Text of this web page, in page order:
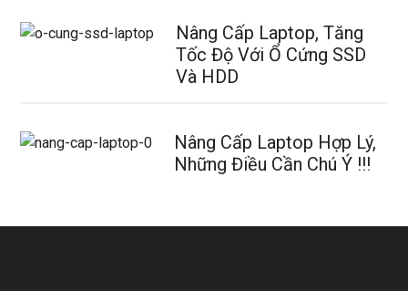
Nâng Cấp Laptop, Tăng
Tốc Độ Với Ổ Cứng SSD
Và HDD
Nâng Cấp Laptop Hợp Lý,
Những Điều Cần Chú Ý !!!